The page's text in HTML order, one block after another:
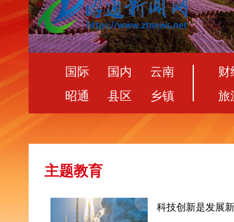
国际 国内
云南
昭通
县区 乡镇
财
旅
主题教育
科技创新是发展